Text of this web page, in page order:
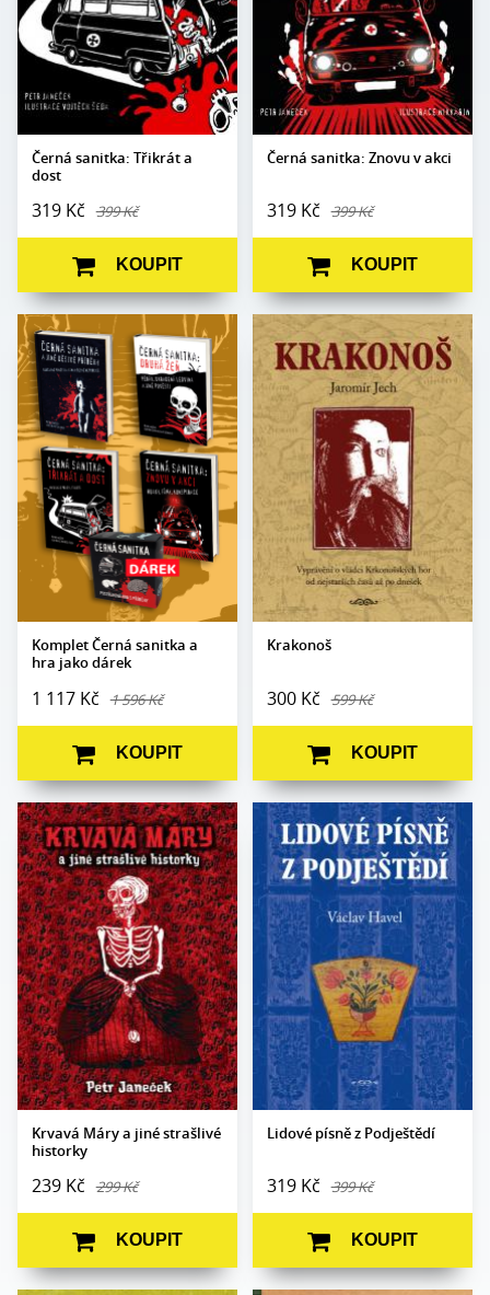
Černá sanitka: Třikrát a
dost
319 Kč 399 Kč
Obrazová
část:
Černobílé ilustrace
Vojtěch Šeda
Datum
vydání:
11. 2. 2021
KOUPIT
Černá sanitka: Znovu v akci
319 Kč 399 Kč
Obrazová část:
čb ilustrace
Datum vydání:
6. 11. 2020
KOUPIT
Komplet Černá sanitka a
hra jako dárek
1 117 Kč 1 596 Kč
Autor:
Petr Janeček
Edice:
Sanitka
Počet stran:
1360
Formát:
145 x 180
Vazba:
V8a (pevná)
Obrazová
část:
Černobílé
ilustrace
Datum vydání:
23. 6. 2025
KOUPIT
Krakonoš
300 Kč 599 Kč
Autor:
Jaromír Jech
Edice:
Fabula
Počet stran:
440
Formát:
160 x 230
Vazba:
V8a (pevná)
Obrazová část:
N/A
Datum vydání:
17. 12. 2024
KOUPIT
Krvavá Máry a jiné strašlivé
historky
239 Kč 299 Kč
Autor:
Petr Janeček
Edice:
Sanitka
Počet stran:
144
Formát:
145 x 180
Vazba:
V8a (pevná)
Obrazová část:
Barevné ilustrace
Datum vydání:
17. 12. 2024
KOUPIT
Lidové písně z Podještědí
319 Kč 399 Kč
Autor:
Václav Havel
Edice:
Fabula
Počet stran:
348
Formát:
160 x 230
Vazba:
pevná
Obrazová
část:
Černobílé
fotografie
Datum
vydání:
21. 12. 2016
KOUPIT